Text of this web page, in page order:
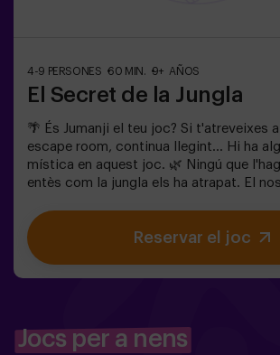
4-9 PERSONES 60 MIN. 9+ AÑOS
El Secret de la Jungla
🌴 És Jumanji el teu joc? Si t'atreveixes
escape room, continua llegint... Hi ha
mística en aquest joc. 🌿 Ningú que
entès com la jungla els ha atrapat. El
De veritat us pensàveu que seria fàcil
jungla? 🐒⚡ En aquest escape room
pura:Hauràs de trobar la caixa del joc i
festes infantils❗ Important:Si tots els
anys o menys, hauran d’entrar com a
Reservar el joc
Jocs per a nens